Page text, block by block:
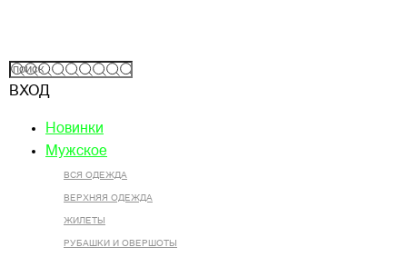
ВХОД
Новинки
Мужское
ВСЯ ОДЕЖДА
ВЕРХНЯЯ ОДЕЖДА
ЖИЛЕТЫ
РУБАШКИ И ОВЕРШОТЫ